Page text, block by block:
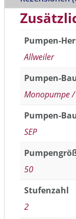
Pumpen-
Allweiler
Pumpen-
Monopumpe /
Pumpen-
SEP
50
Stufenzahl
2